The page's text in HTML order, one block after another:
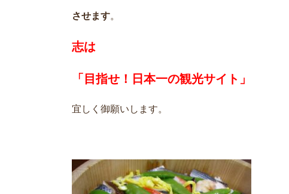
させます。
志は
「目指せ！日本一の観光サイト」
宜しく御願いします。